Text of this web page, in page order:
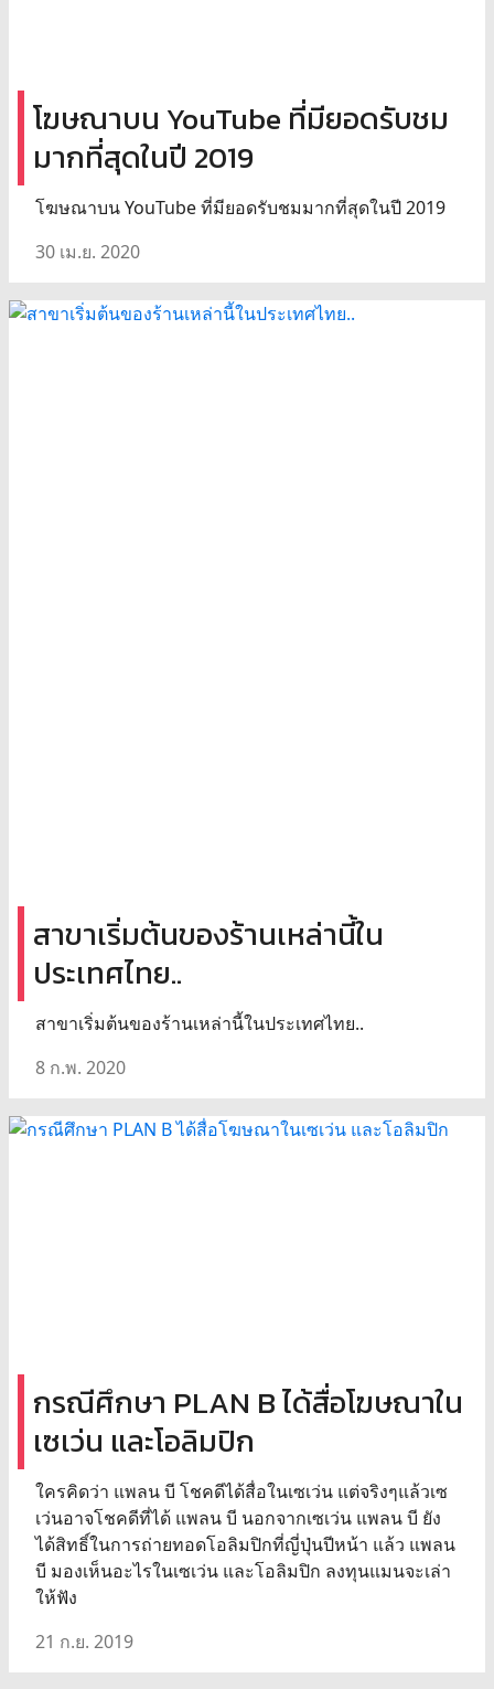
โฆษณาบน YouTube ที่มียอดรับชม
มากที่สุดในปี 2019
โฆษณาบน YouTube ที่มียอดรับชมมากที่สุดในปี 2019
30 เม.ย. 2020
สาขาเริ่มต้นของร้านเหล่านี้ใน
ประเทศไทย..
สาขาเริ่มต้นของร้านเหล่านี้ในประเทศไทย..
8 ก.พ. 2020
กรณีศึกษา PLAN B ได้สื่อโฆษณาใน
เซเว่น และโอลิมปิก
ใครคิดว่า แพลน บี โชคดีได้สื่อในเซเว่น แต่จริงๆแล้วเซ
เว่นอาจโชคดีที่ได้ แพลน บี นอกจากเซเว่น แพลน บี ยัง
ได้สิทธิ์ในการถ่ายทอดโอลิมปิกที่ญี่ปุ่นปีหน้า แล้ว แพลน
บี มองเห็นอะไรในเซเว่น และโอลิมปิก ลงทุนแมนจะเล่า
ให้ฟัง
21 ก.ย. 2019